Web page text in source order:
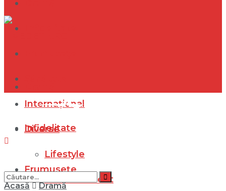
Internațional
Diverse
Lifestyle
Entertainment
Infidelitate
Frumusețe
Acasă Dramă